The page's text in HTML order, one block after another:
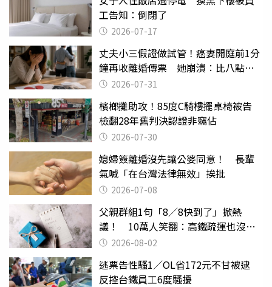
工告知：倒閉了
2026-07-17
丈夫小三假證做試管！癌妻開庭前1分
鐘再收離婚傳票 她崩潰：比八點檔
還扯2026-07-31
檳榔攤助攻！85度C騎樓擺桌椅被告
檢翻28年舊判決認證非竊佔
2026-07-30
媳婦簽離婚沒先讓公婆同意！ 長輩
氣喊「在台灣法律無效」挨批
2026-07-08
父親群組1句「8／8快到了」掀熱
議！ 10萬人笑翻：高鐵疏運也沒列
父親節
2026-08-02
逃票告性騷1／OL省172元不甘被逮
反控台鐵員工6度騷擾